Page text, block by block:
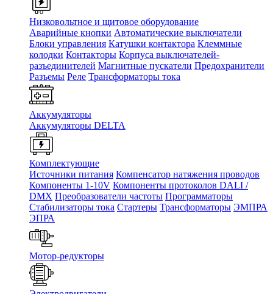
Низковольтное и щитовое оборудование
Аварийные кнопки Автоматические выключатели
Блоки управления Катушки контактора Клеммные
колодки Контакторы Корпуса выключателей-
разъединителей Магнитные пускатели Предохранители
Разъемы Реле Трансформаторы тока
Аккумуляторы
Аккумуляторы DELTA
Комплектующие
Источники питания Компенсатор натяжения проводов
Компоненты 1-10V Компоненты протоколов DALI /
DMX Преобразователи частоты Программаторы
Стабилизаторы тока Стартеры Трансформаторы ЭМПРА
ЭПРА
Мотор-редукторы